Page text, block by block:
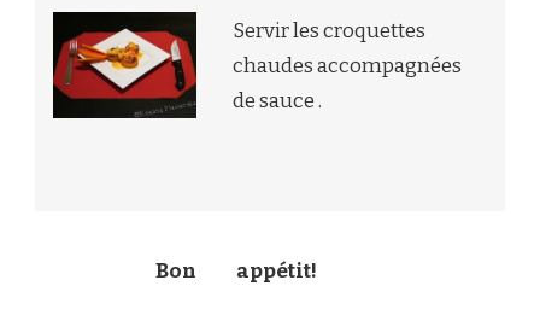
Servir les croquettes
chaudes accompagnées
de sauce .
Bon appétit!